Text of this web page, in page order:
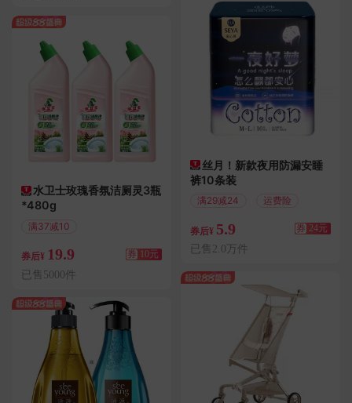
水卫士玫瑰香氛洁厕灵3瓶
*480g
满37减10
券后¥ 19.9 券 10元
已售5000件
丝月！新款夜用防漏安睡
裤10条装
满29减24 运费险
券后¥ 5.9 券 24元
已售2.0万件